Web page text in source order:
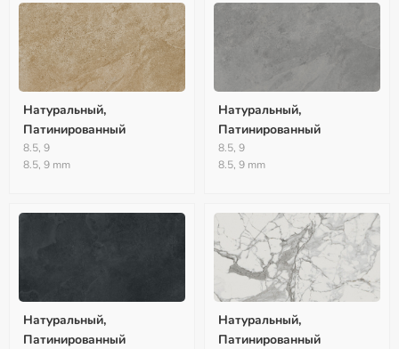
Натуральный,
Патинированный
8.5, 9
8.5, 9 mm
Натуральный,
Патинированный
8.5, 9
8.5, 9 mm
Натуральный,
Патинированный
Натуральный,
Патинированный